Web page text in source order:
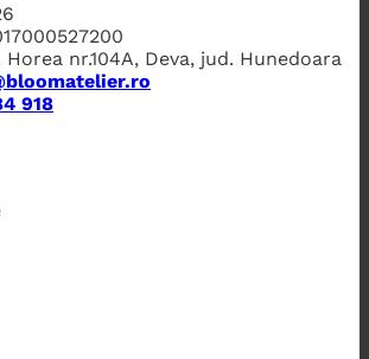
nr.104A, Deva, jud. Hunedoara
918